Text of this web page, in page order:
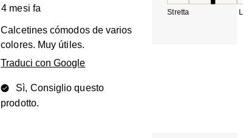
4 mesi fa
Calcetines cómodos de varios
colores. Muy útiles.
Traduci con Google
Sì, Consiglio questo
prodotto.
Stretta